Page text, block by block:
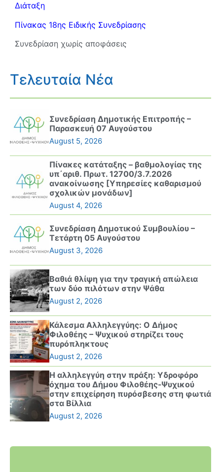
Διάταξη
Πίνακας 18ης Ειδικής Συνεδρίασης
Συνεδρίαση χωρίς αποφάσεις
Τελευταία Νέα
Συνεδρίαση Δημοτικής Επιτροπής –
Παρασκευή 07 Αυγούστου
August 5, 2026
Πίνακες κατάταξης – βαθμολογίας της
υπ΄αριθ. Πρωτ. 12700/3.7.2026
ανακοίνωσης [Υπηρεσίες καθαρισμού
σχολικών μονάδων]
August 4, 2026
Συνεδρίαση Δημοτικού Συμβουλίου –
Τετάρτη 05 Αυγούστου
August 3, 2026
Βαθιά θλίψη για την τραγική απώλεια
των δύο πιλότων στην Ψάθα
August 2, 2026
Κάλεσμα Αλληλεγγύης: Ο Δήμος
Φιλοθέης – Ψυχικού στηρίζει τους
πυρόπληκτους
August 2, 2026
Η αλληλεγγύη στην πράξη: Υδροφόρο
όχημα του Δήμου Φιλοθέης-Ψυχικού
στην επιχείρηση πυρόσβεσης στη φωτιά
στα Βίλλια
August 2, 2026